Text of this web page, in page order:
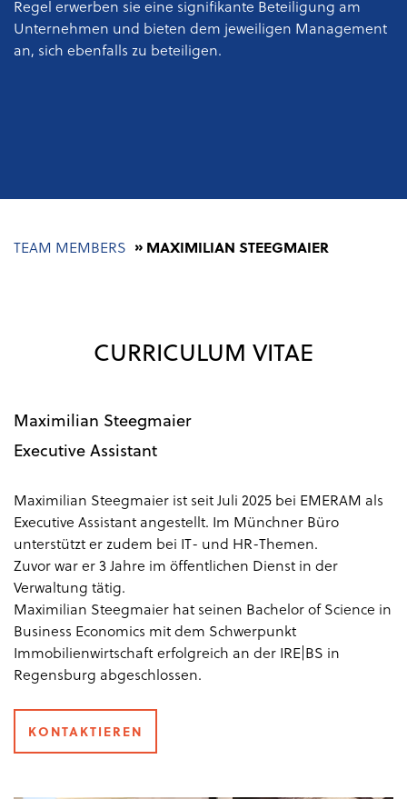
Regel erwerben sie eine signifikante Beteiligung am
Unternehmen und bieten dem jeweiligen Management
an, sich ebenfalls zu beteiligen.
Pfadnavigation
TEAM MEMBERS MAXIMILIAN STEEGMAIER
CURRICULUM VITAE
Maximilian Steegmaier
Executive Assistant
Maximilian Steegmaier ist seit Juli 2025 bei EMERAM als
Executive Assistant angestellt. Im Münchner Büro
unterstützt er zudem bei IT- und HR-Themen.
Zuvor war er 3 Jahre im öffentlichen Dienst in der
Verwaltung tätig.
Maximilian Steegmaier hat seinen Bachelor of Science in
Business Economics mit dem Schwerpunkt
Immobilienwirtschaft erfolgreich an der IRE|BS in
Regensburg abgeschlossen.
KONTAKTIEREN